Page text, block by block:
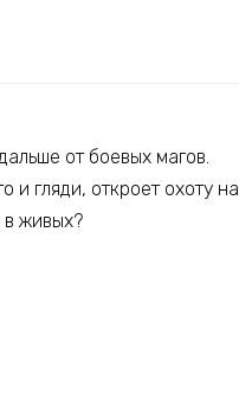
от боевых магов.
и гляди, откроет охоту на
в живых?